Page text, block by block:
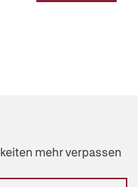
mehr verpassen